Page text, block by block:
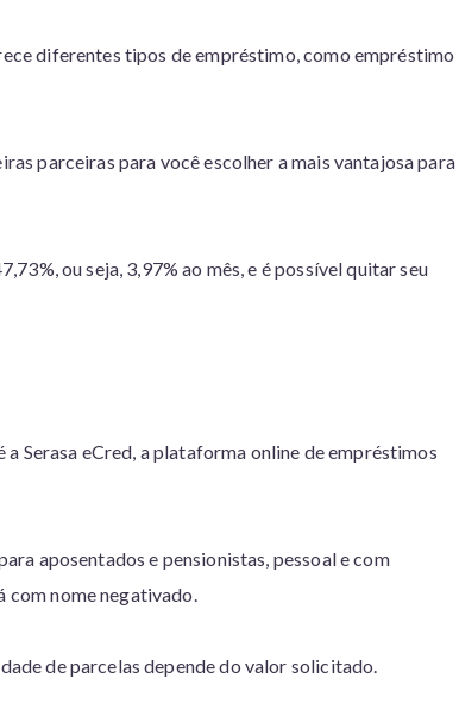
diferentes tipos de empréstimo, como empréstimo
parceiras para você escolher a mais vantajosa para
ou seja, 3,97% ao mês, e é possível quitar seu
a Serasa eCred, a plataforma online de empréstimos
aposentados e pensionistas, pessoal e com
com nome negativado.
de parcelas depende do valor solicitado.